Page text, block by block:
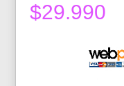
$29.990